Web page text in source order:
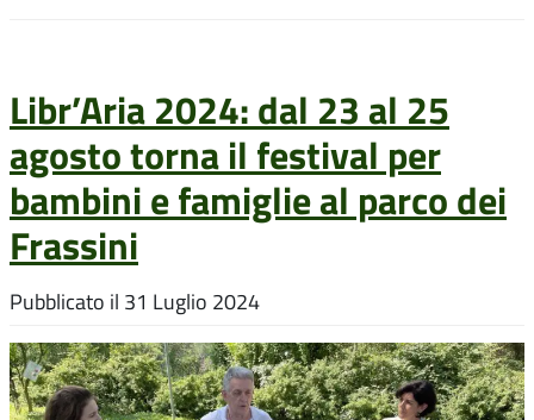
Libr’Aria 2024: dal 23 al 25
agosto torna il festival per
bambini e famiglie al parco dei
Frassini
Pubblicato il 31 Luglio 2024